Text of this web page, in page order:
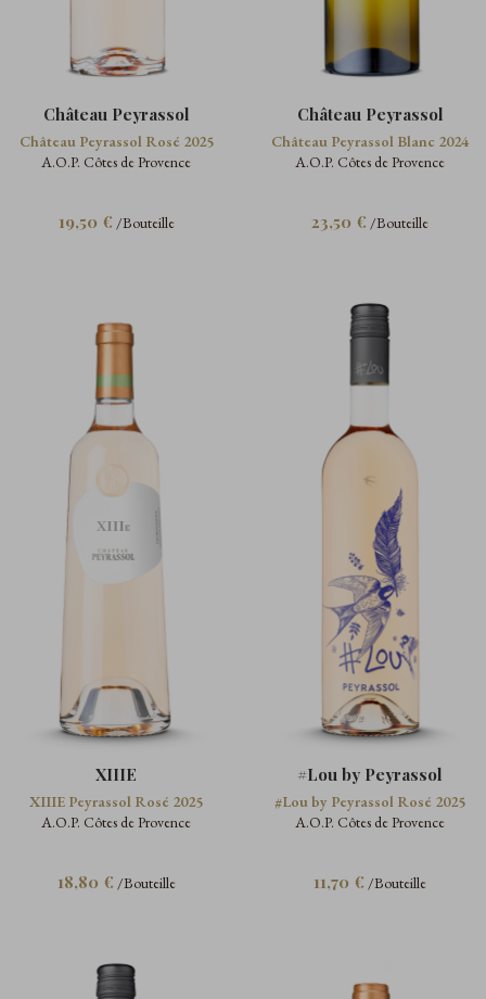
Château Peyrassol
Château Peyrassol Rosé 2025
A.O.P. Côtes de Provence
19,50 € /Bouteille
Château Peyrassol
Château Peyrassol Blanc 2024
A.O.P. Côtes de Provence
23,50 € /Bouteille
XIIIE
XIIIE Peyrassol Rosé 2025
A.O.P. Côtes de Provence
18,80 € /Bouteille
#Lou by Peyrassol
#Lou by Peyrassol Rosé 2025
A.O.P. Côtes de Provence
11,70 € /Bouteille